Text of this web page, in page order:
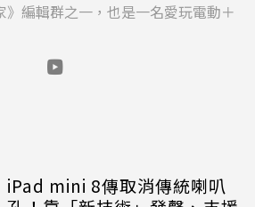
編輯群之一，也是一名愛玩電動＋
iPad mini 8傳取消傳統喇叭